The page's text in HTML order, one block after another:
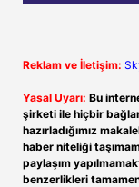
Reklam ve İletişim:
Yasal Uyarı: Bu
şirketi ile hiçbir
hazırladığımız
haber niteliği
paylaşım
benzerlikleri